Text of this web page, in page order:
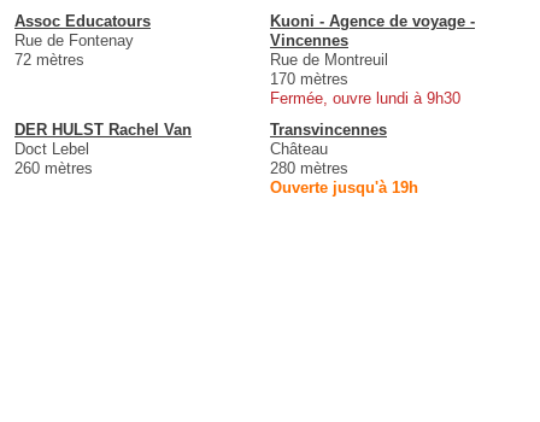
Assoc Educatours
Rue de Fontenay
72 mètres
Kuoni - Agence de voyage -
Vincennes
Rue de Montreuil
170 mètres
Fermée, ouvre lundi à 9h30
DER HULST Rachel Van
Doct Lebel
260 mètres
Transvincennes
Château
280 mètres
Ouverte jusqu'à 19h